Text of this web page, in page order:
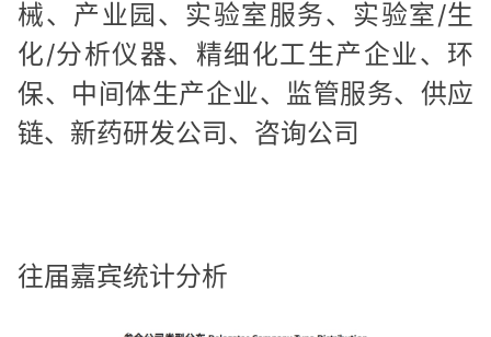
械、产业园、实验室服务、实验室/生
化/分析仪器、精细化工生产企业、环
保、中间体生产企业、监管服务、供应
链、新药研发公司、咨询公司
往届嘉宾统计分析